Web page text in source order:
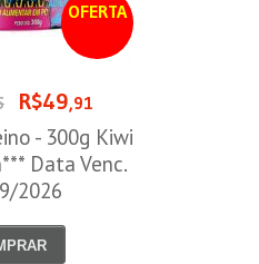
OFERTA
R$49,91
- 300g Kiwi
Data Venc.
2026